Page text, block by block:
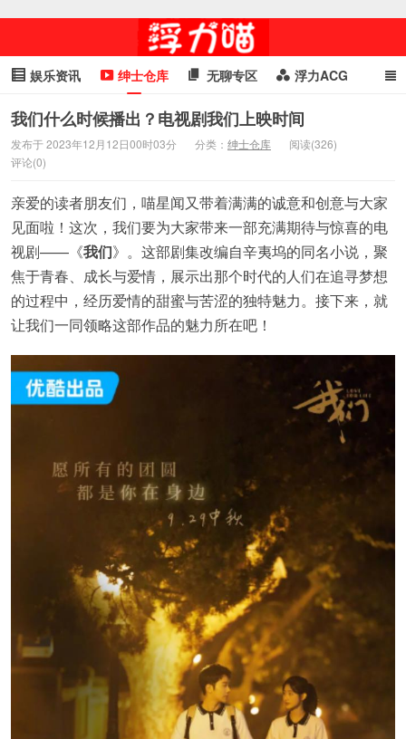
娱乐资讯 绅士仓库 无聊专区 浮力ACG
浮力GIF 明星头条 浮力资讯 头条女神 萌妹专区
cosplay
我们什么时候播出？电视剧我们上映时间
发布于 2023年12月12日00时03分 分类： 绅士仓库
阅读(326)
评论(0)
亲爱的读者朋友们，喵星闻又带着满满的诚意和创意与大家
见面啦！这次，我们要为大家带来一部充满期待与惊喜的电
视剧——《我们》。这部剧集改编自辛夷坞的同名小说，聚
焦于青春、成长与爱情，展示出那个时代的人们在追寻梦想
的过程中，经历爱情的甜蜜与苦涩的独特魅力。接下来，就
让我们一同领略这部作品的魅力所在吧！